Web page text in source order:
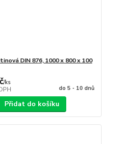
DIN 876, 1000 x 800 x 100
/ks
do 5 - 10 dnů
Přidat do košíku